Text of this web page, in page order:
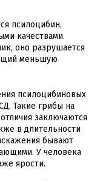
псилоцибин,
качествами.
оно разрушается
меньшую
псилоцибиновых
Такие грибы на
заключаются
в длительности
бывают
У человека
ярости.